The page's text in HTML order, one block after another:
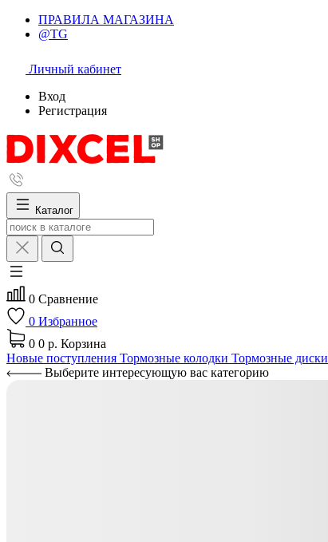
ПРАВИЛА МАГАЗИНА
@TG
Личный кабинет
Вход
Регистрация
Каталог
0 Сравнение
0 Избранное
0 0 р. Корзина
Новые поступления Тормозные колодки Тормозные диски
Выберите интересующую вас категорию